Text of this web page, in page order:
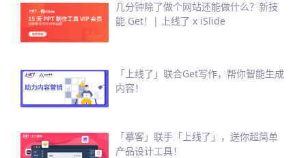
几分钟除了做个网站还能做什么？新技
能 Get！| 上线了 x iSlide
「上线了」联合Get写作，帮你智能生成
内容！
「摹客」联手「上线了」，送你超简单
产品设计工具！